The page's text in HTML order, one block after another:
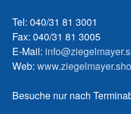
Tel: 040/31 81 3001
Fax: 040/31 81 3005
E-Mail:
Web:
Besuche nur nach